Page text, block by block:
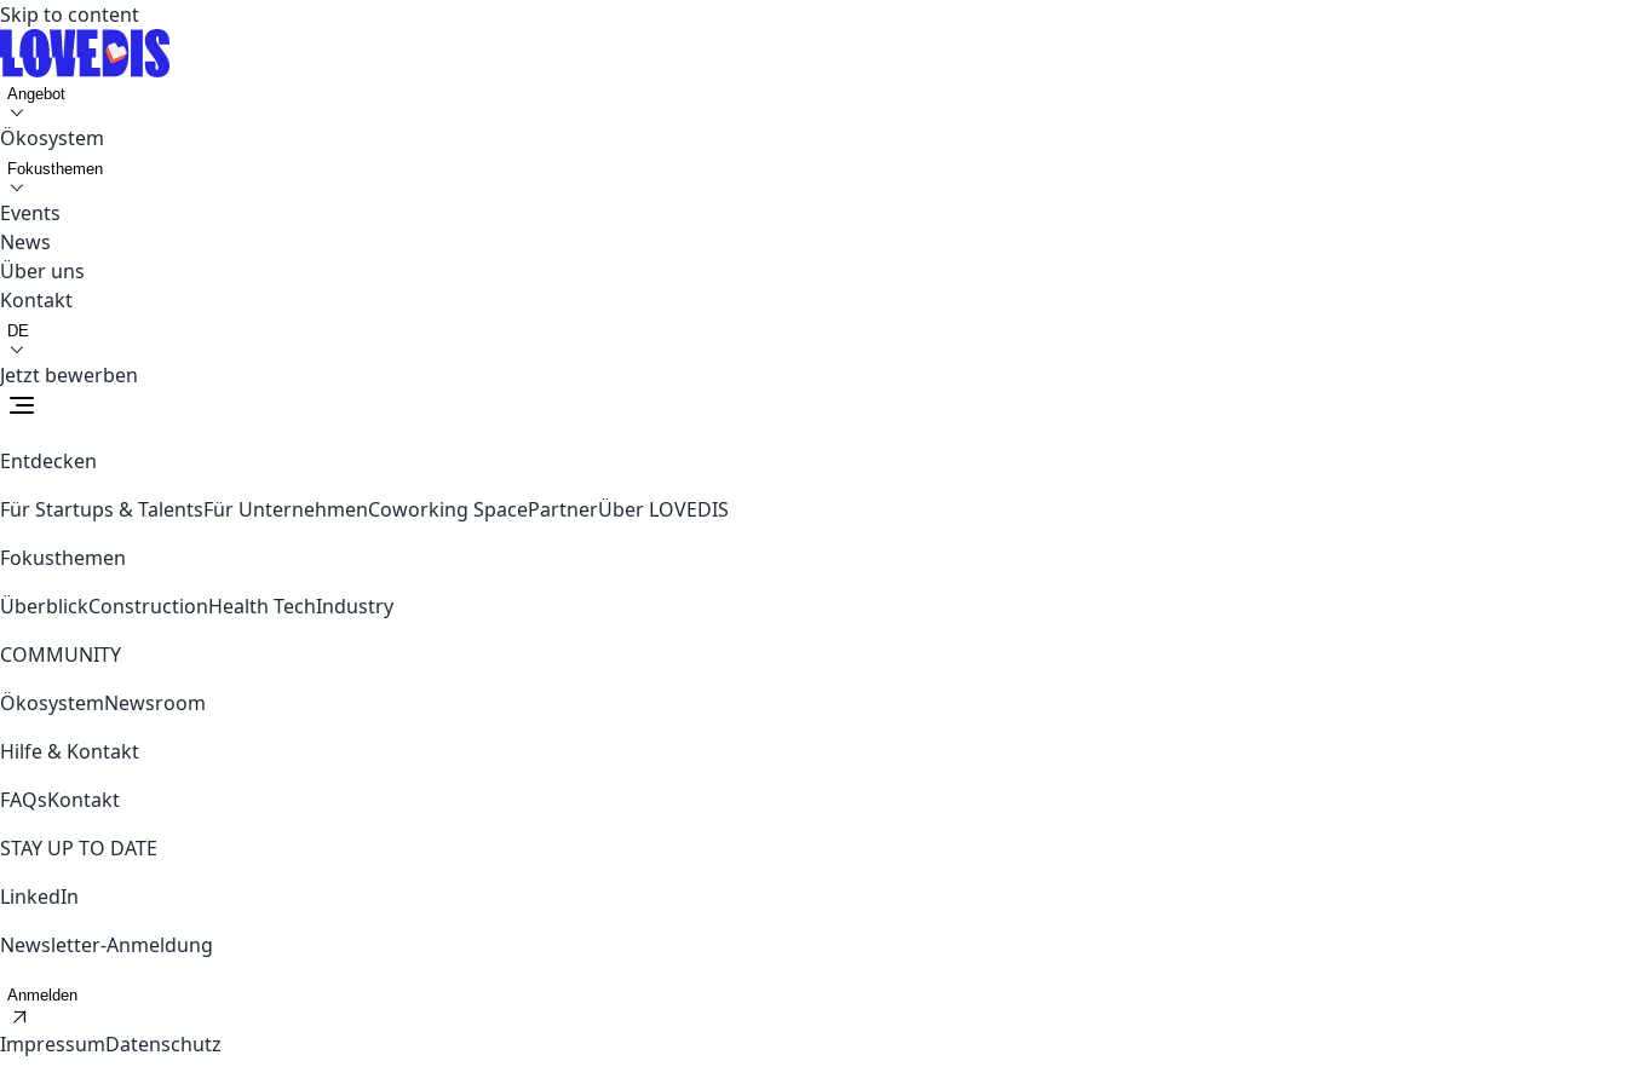
Skip to content
Angebot
Ökosystem
Fokusthemen
Events
News
Über uns
Kontakt
DE
Jetzt bewerben
Entdecken
Für Startups & TalentsFür UnternehmenCoworking SpacePartnerÜber LOVEDIS
Fokusthemen
ÜberblickConstructionHealth TechIndustry
COMMUNITY
ÖkosystemNewsroom
Hilfe & Kontakt
FAQsKontakt
STAY UP TO DATE
LinkedIn
Newsletter-Anmeldung
Anmelden
ImpressumDatenschutz